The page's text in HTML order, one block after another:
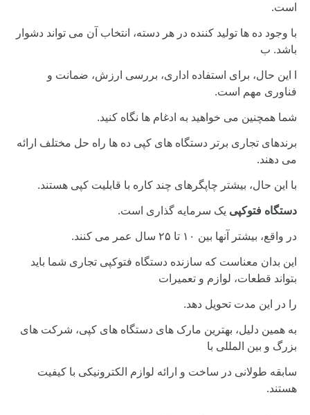
است.
با وجود ده ها تولید کننده در هر دسته، انتخاب آن می تواند دشوار
باشد. ب
ا این حال، برای استفاده اداری، بررسی ارزش، ضمانت و
فناوری مهم است.
شما همچنین می خواهید به ادغام ها نگاه کنید.
برندهای تجاری برتر دستگاه های کپی ده ها راه حل مختلف ارائه
می دهند.
با این حال، بیشتر چاپگرهای چند کاره با قابلیت کپی هستند.
دستگاه فتوکپی یک سرمایه گذاری است.
در واقع، بیشتر آنها بین ۱۰ تا ۲۵ سال عمر می کنند.
این بدان معناست که سازنده دستگاه فتوکپی تجاری شما باید
بتواند قطعات، لوازم و تعمیرات
رادر این مدت تحویل دهد.
به همین دلیل، بهترین مارک های دستگاه های کپی، شرکت های
بزرگ و بین المللی با
سابقه طولانی در ساخت و ارائه لوازم الکترونیکی با کیفیت
هستند.